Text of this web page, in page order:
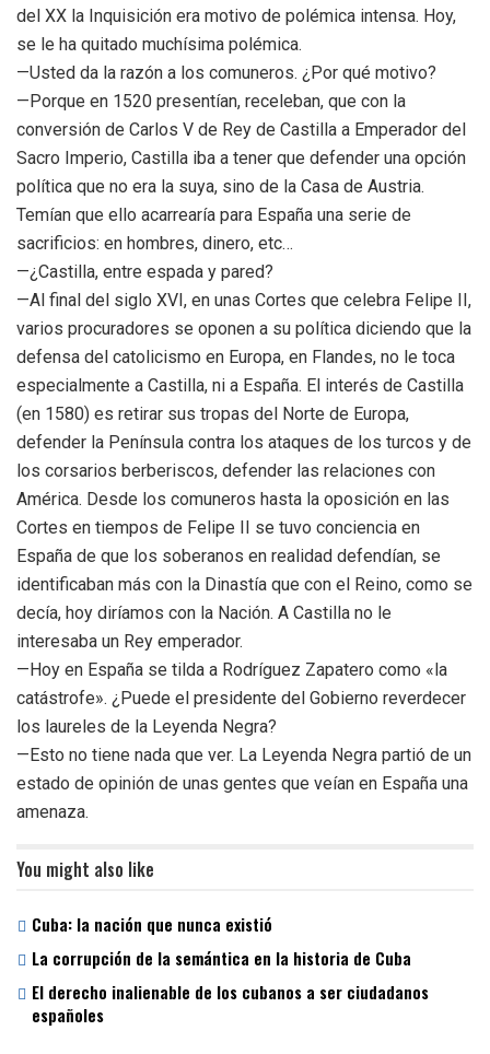
del XX la Inquisición era motivo de polémica intensa. Hoy,
se le ha quitado muchísima polémica.
—Usted da la razón a los comuneros. ¿Por qué motivo?
—Porque en 1520 presentían, receleban, que con la
conversión de Carlos V de Rey de Castilla a Emperador del
Sacro Imperio, Castilla iba a tener que defender una opción
política que no era la suya, sino de la Casa de Austria.
Temían que ello acarrearía para España una serie de
sacrificios: en hombres, dinero, etc…
—¿Castilla, entre espada y pared?
—Al final del siglo XVI, en unas Cortes que celebra Felipe II,
varios procuradores se oponen a su política diciendo que la
defensa del catolicismo en Europa, en Flandes, no le toca
especialmente a Castilla, ni a España. El interés de Castilla
(en 1580) es retirar sus tropas del Norte de Europa,
defender la Península contra los ataques de los turcos y de
los corsarios berberiscos, defender las relaciones con
América. Desde los comuneros hasta la oposición en las
Cortes en tiempos de Felipe II se tuvo conciencia en
España de que los soberanos en realidad defendían, se
identificaban más con la Dinastía que con el Reino, como se
decía, hoy diríamos con la Nación. A Castilla no le
interesaba un Rey emperador.
—Hoy en España se tilda a Rodríguez Zapatero como «la
catástrofe». ¿Puede el presidente del Gobierno reverdecer
los laureles de la Leyenda Negra?
—Esto no tiene nada que ver. La Leyenda Negra partió de un
estado de opinión de unas gentes que veían en España una
amenaza.
You might also like
Cuba: la nación que nunca existió
La corrupción de la semántica en la historia de Cuba
El derecho inalienable de los cubanos a ser ciudadanos
españoles